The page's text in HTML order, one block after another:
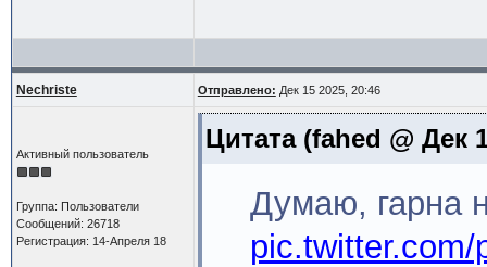
Nechriste Отправлено: Дек 15 2025, 20:46
Активный пользователь
Группа: Пользователи
Сообщений: 26718
Регистрация: 14-Апреля 18
Цитата(fahed @ Дек
Думаю, гарна
pic.twitter.com/